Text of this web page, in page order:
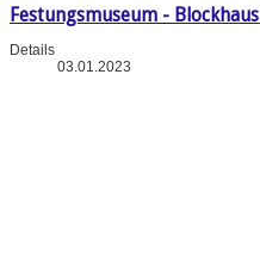
Festungsmuseum -
Details
03.01.2023